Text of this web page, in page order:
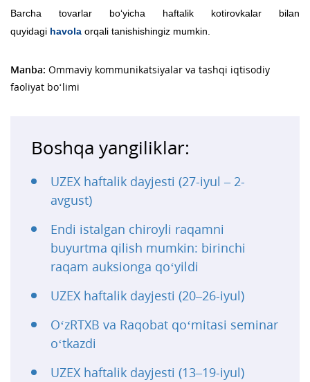
Barcha tovarlar bo‘yicha haftalik kotirovkalar bilan
quyidagi havola orqali tanishishingiz mumkin.
Manba: Ommaviy kommunikatsiyalar va tashqi iqtisodiy
faoliyat bo‘limi
Boshqa yangiliklar:
UZEX haftalik dayjesti (27-iyul – 2-
avgust)
Endi istalgan chiroyli raqamni
buyurtma qilish mumkin: birinchi
raqam auksionga qo‘yildi
UZEX haftalik dayjesti (20–26-iyul)
O‘zRTXB va Raqobat qo‘mitasi seminar
o‘tkazdi
UZEX haftalik dayjesti (13–19-iyul)